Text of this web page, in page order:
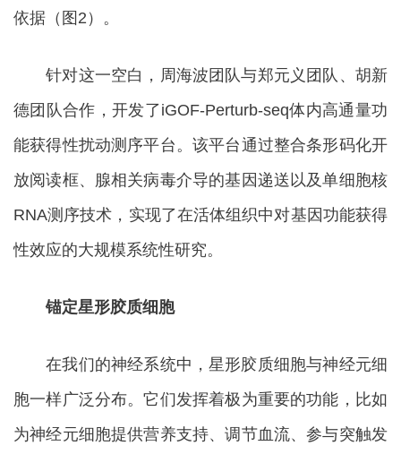
依据（图2）。
针对这一空白，周海波团队与郑元义团队、胡新
德团队合作，开发了iGOF-Perturb-seq体内高通量功
能获得性扰动测序平台。该平台通过整合条形码化开
放阅读框、腺相关病毒介导的基因递送以及单细胞核
RNA测序技术，实现了在活体组织中对基因功能获得
性效应的大规模系统性研究。
锚定星形胶质细胞
在我们的神经系统中，星形胶质细胞与神经元细
胞一样广泛分布。它们发挥着极为重要的功能，比如
为神经元细胞提供营养支持、调节血流、参与突触发